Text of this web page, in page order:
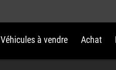
Véhicules à vendre Achat